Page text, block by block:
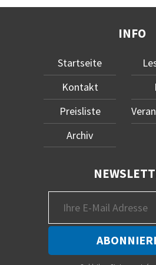
INFO
Startseite
Kontakt
Preisliste
Archiv